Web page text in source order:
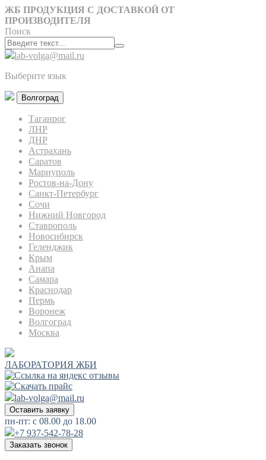
ЖБ ПРОДУКЦИЯ С ДОСТАВКОЙ ОТ
ПРОИЗВОДИТЕЛЯ
Поиск
lab-volga@mail.ru
Выберите язык
Волгоград
Таганрог
ЛНР
ДНР
Астрахань
Саратов
Мариуполь
Ростов-на-Дону
Санкт-Петербург
Сочи
Нижний Новгород
Ставрополь
Новосибирск
Геленджик
Крым
Анапа
Самара
Краснодар
Пермь
Воронеж
Волгоград
Москва
ЛАБОРАТОРИЯ ЖБИ
lab-volga@mail.ru
Оставить заявку
пн-пт: с 08.00 до 18.00
+7 937-542-78-28
Заказать звонок